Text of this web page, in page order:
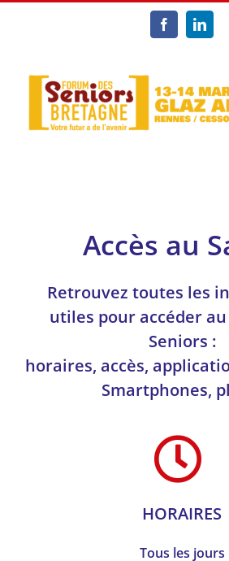
Passer
Facebook
Accès au
Retrouvez toutes les
utiles pour accéder
Seniors :
horaires, accès,
Smartphones,
HORAIRES
Tous les jours